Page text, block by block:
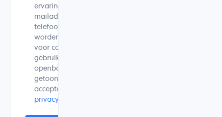
ervaring is. Mijn e-
mailadres en
telefoonnummer
worden alleen
voor controle
gebruikt en niet
openbaar
getoond. Ik
accepteer de
privacyverklaring